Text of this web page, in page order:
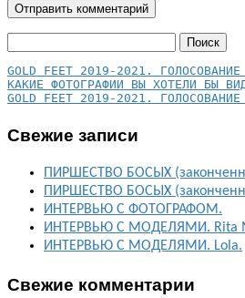
КАКИЕ ФОТОГРАФИИ ВЫ ХОТЕЛИ БЫ
GOLD FEET 2019-2021.
Свежие записи
ПИРШЕСТВО БОСЫХ
ПИРШЕСТВО БОСЫХ
ИНТЕРВЬЮ С ФОТОГРАФОМ.
ИНТЕРВЬЮ С МОДЕЛЯМИ. Rita
ИНТЕРВЬЮ С МОДЕЛЯМИ. Lola.
Свежие комментарии